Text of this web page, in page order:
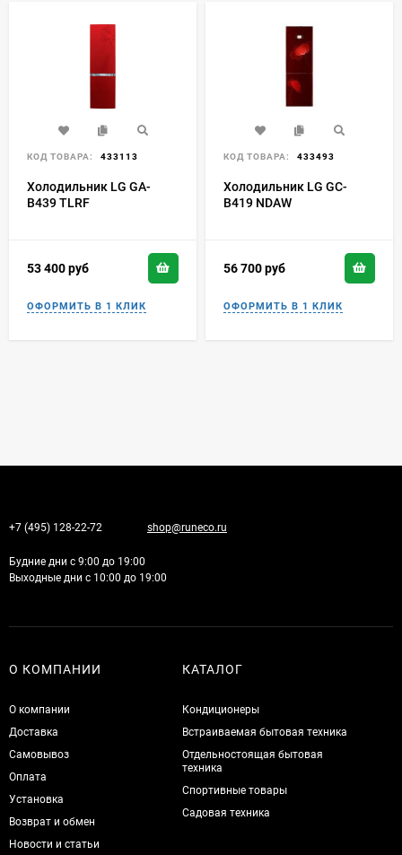
КОД ТОВАРА: 433113
Холодильник LG GA-
B439 TLRF
53 400руб
КОД ТОВАРА: 433493
Холодильник LG GC-
B419 NDAW
56 700руб
+7 (495) 128-22-72 shop@runeco.ru
Будние дни с 9:00 до 19:00
Выходные дни с 10:00 до 19:00
О КОМПАНИИ
О компании
Доставка
Самовывоз
Оплата
Установка
Возврат и обмен
Новости и статьи
КАТАЛОГ
Кондиционеры
Встраиваемая бытовая техника
Отдельностоящая бытовая
техника
Спортивные товары
Садовая техника